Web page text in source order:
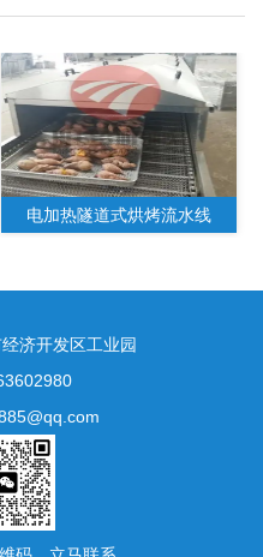
电加热隧道式烘烤流水线
济开发区工业园